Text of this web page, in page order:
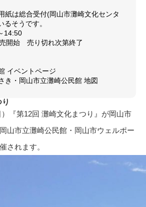
紙は総合受付(岡山市灘崎文化センタ
るそうです。
14:50
開始 売り切れ次第終了
イベントページ
き・岡山市立灘崎公民館 地図
『第12回 灘崎文化まつり』が岡山市
山市立灘崎公民館・岡山市ウェルポー
されます。